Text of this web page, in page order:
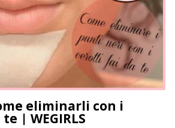
eliminarli con i
| WEGIRLS